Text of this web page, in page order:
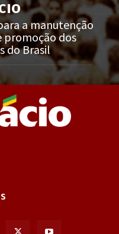
a manutenção
promoção dos
do Brasil